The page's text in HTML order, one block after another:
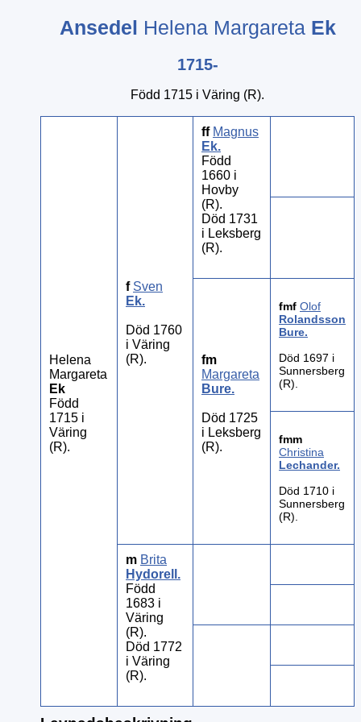
Ansedel Helena Margareta Ek
1715-
Född 1715 i Väring (R).
Helena
Margareta
Ek
Född
1715 i
Väring
(R).
f Sven
Ek.
Död 1760
i Väring
(R).
ff Magnus
Ek.
Född
1660 i
Hovby
(R).
Död 1731
i Leksberg
(R).
fm
Margareta
Bure.
Död 1725
i Leksberg
(R).
fmf Olof
Rolandsson
Bure.
Död 1697 i
Sunnersberg
(R).
fmm
Christina
Lechander.
Död 1710 i
Sunnersberg
(R).
m Brita
Hydorell .
Född
1683 i
Väring
(R).
Död 1772
i Väring
(R).